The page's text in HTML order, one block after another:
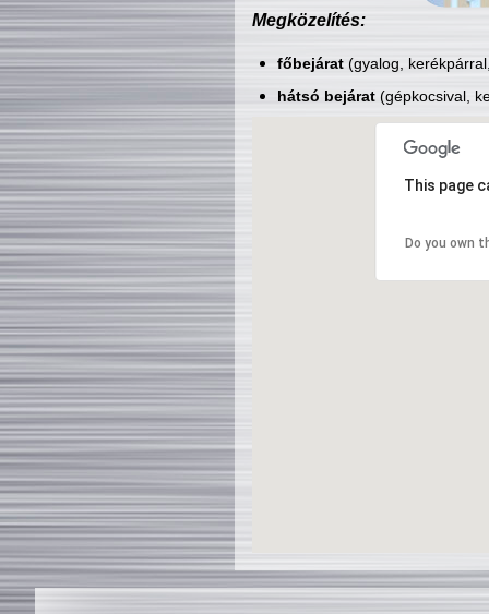
Megközelítés:
főbejárat(gyalog,
hátsó bejárat(gépkocsival,
This page
Do you own